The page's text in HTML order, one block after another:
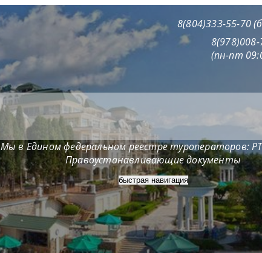
8(804)333-55-70
(пн-пт
Мы в Едином федеральном реестре туроператоров:
Правоустанавливающие документы
быстрая навигация